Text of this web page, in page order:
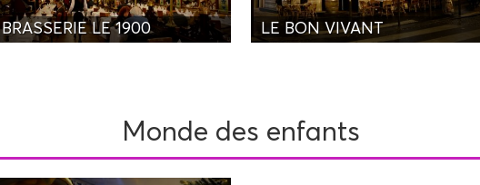
BRASSERIE LE 1900 LE BON VIVANT
Monde des enfants